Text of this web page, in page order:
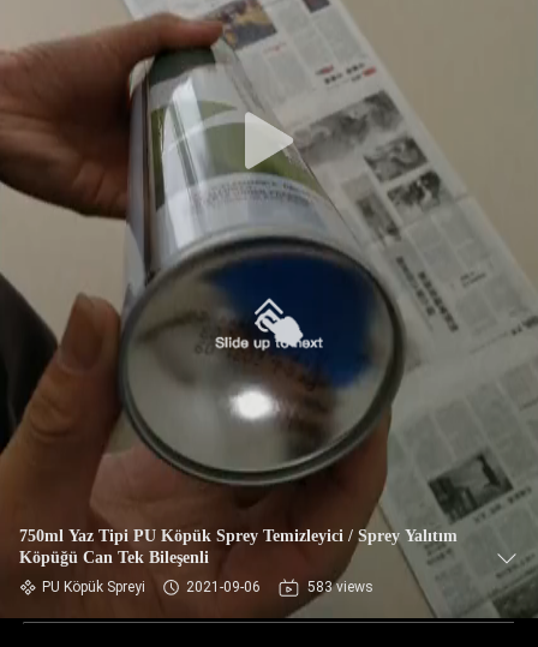
750ml Yaz Tipi PU Köpük Sprey Temizleyici / Sprey Yalıtım
Köpüğü Can Tek Bileşenli
PU Köpük Spreyi 2021-09-06 583 views